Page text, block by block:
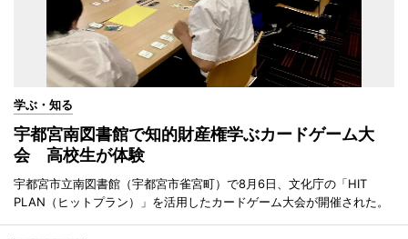
学ぶ・知る
宇都宮南図書館で知的財産権学ぶカードゲーム大
会 高校生が体験
宇都宮市立南図書館（宇都宮市雀宮町）で8月6日、文化庁の「HIT
PLAN（ヒットプラン）」を活用したカードゲーム大会が開催された。